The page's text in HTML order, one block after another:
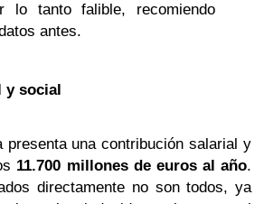
lo tanto falible, recomiendo
antes.
y social
presenta una contribución salarial y
11.700 millones de euros al año.
directamente no son todos, ya